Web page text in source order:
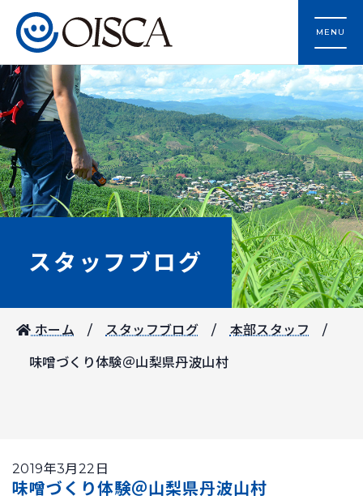
MENU
スタッフブログ
ホーム スタッフブログ 本部スタッフ
味噌づくり体験＠山梨県丹波山村
2019年3月22日
味噌づくり体験＠山梨県丹波山村